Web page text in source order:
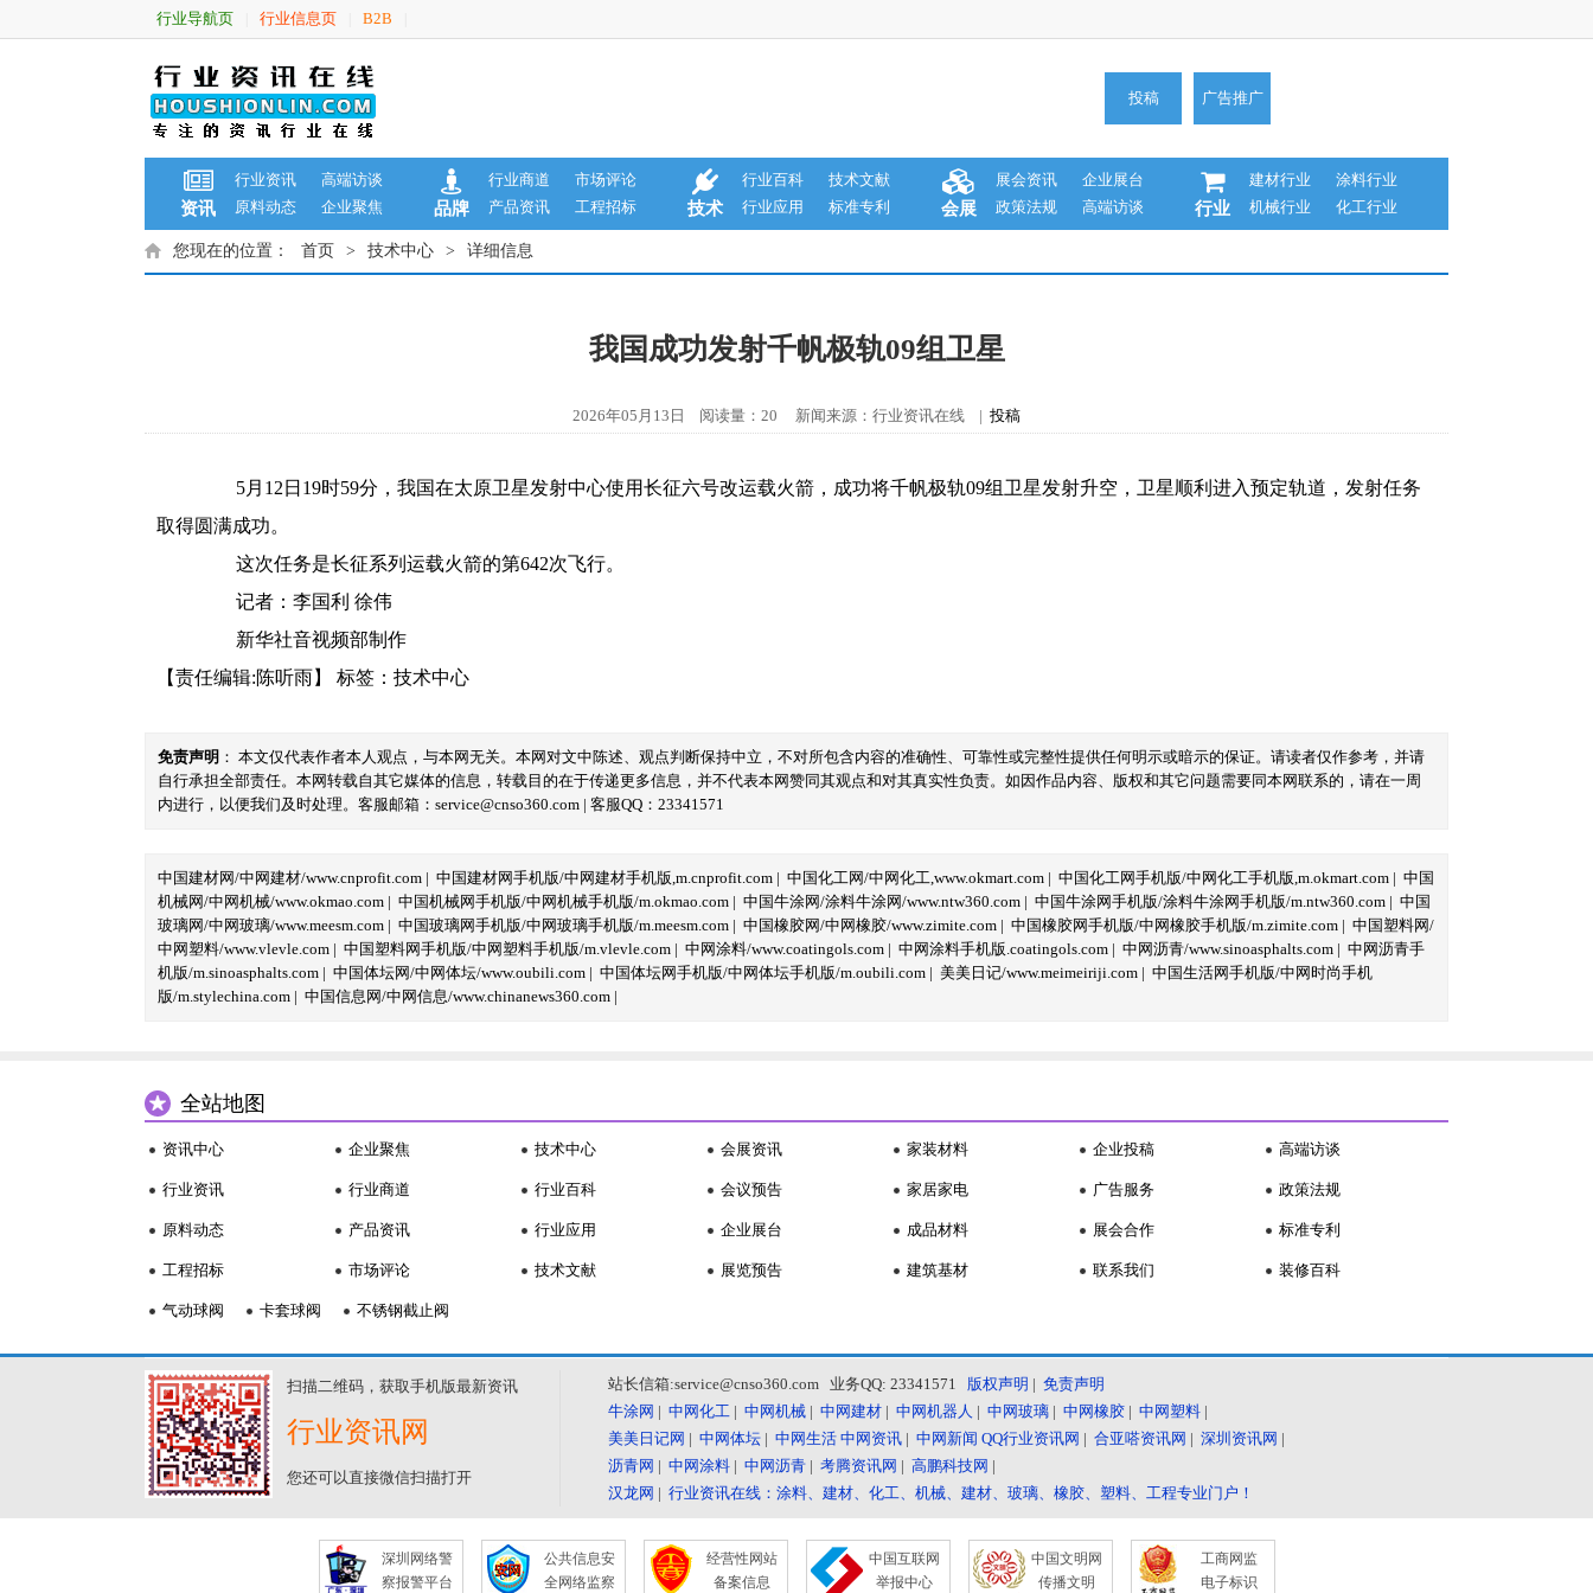
行业导航页 行业信息页 B2B
投稿 广告推广
资讯
行业资讯
高端访谈
原料动态
企业聚焦 品牌
行业商道
市场评论
产品资讯
工程招标 技术
行业百科
技术文献
行业应用
标准专利 会展
展会资讯
企业展台
政策法规
高端访谈 行业
建材行业
涂料行业
机械行业
化工行业
您现在的位置： 首页 > 技术中心 > 详细信息
我国成功发射千帆极轨09组卫星
2026年05月13日 阅读量：20 新闻来源：行业资讯在线 | 投稿
5月12日19时59分，我国在太原卫星发射中心使用长征六号改运载火箭，成功将千帆极轨09组卫星发射升空，卫星顺利进入预定轨道，发射任务
取得圆满成功。
这次任务是长征系列运载火箭的第642次飞行。
记者：李国利 徐伟
新华社音视频部制作
【责任编辑:陈听雨】 标签： 技术中心
免责声明 ： 本文仅代表作者本人观点，与本网无关。本网对文中陈述、观点判断保持中立，不对所包含内容的准确性、可靠性或完整性提供任何明示或暗示的保证。请读者仅作参考，并请
自行承担全部责任。本网转载自其它媒体的信息，转载目的在于传递更多信息，并不代表本网赞同其观点和对其真实性负责。如因作品内容、版权和其它问题需要同本网联系的，请在一周
内进行，以便我们及时处理。客服邮箱：service@cnso360.com | 客服QQ：23341571
中国建材网/中网建材/www.cnprofit.com | 中国建材网手机版/中网建材手机版,m.cnprofit.com | 中国化工网/中网化工,www.okmart.com | 中国化工网手机版/中网化工手机版,m.okmart.com | 中国
机械网/中网机械/www.okmao.com | 中国机械网手机版/中网机械手机版/m.okmao.com | 中国牛涂网/涂料牛涂网/www.ntw360.com | 中国牛涂网手机版/涂料牛涂网手机版/m.ntw360.com | 中国
玻璃网/中网玻璃/www.meesm.com | 中国玻璃网手机版/中网玻璃手机版/m.meesm.com | 中国橡胶网/中网橡胶/www.zimite.com | 中国橡胶网手机版/中网橡胶手机版/m.zimite.com | 中国塑料网/
中网塑料/www.vlevle.com | 中国塑料网手机版/中网塑料手机版/m.vlevle.com | 中网涂料/www.coatingols.com | 中网涂料手机版.coatingols.com | 中网沥青/www.sinoasphalts.com | 中网沥青手
机版/m.sinoasphalts.com | 中国体坛网/中网体坛/www.oubili.com | 中国体坛网手机版/中网体坛手机版/m.oubili.com | 美美日记/www.meimeiriji.com | 中国生活网手机版/中网时尚手机
版/m.stylechina.com | 中国信息网/中网信息/www.chinanews360.com |
全站地图
资讯中心
行业资讯
原料动态
工程招标
企业聚焦
行业商道
产品资讯
市场评论
技术中心
行业百科
行业应用
技术文献
会展资讯
会议预告
企业展台
展览预告
家装材料
家居家电
成品材料
建筑基材
企业投稿
广告服务
展会合作
联系我们
高端访谈
政策法规
标准专利
装修百科
气动球阀 卡套球阀 不锈钢截止阀
扫描二维码，获取手机版最新资讯
行业资讯网
您还可以直接微信扫描打开
站长信箱:service@cnso360.com 业务QQ: 23341571 版权声明 | 免责声明
牛涂网 | 中网化工 | 中网机械 | 中网建材 | 中网机器人 | 中网玻璃 | 中网橡胶 | 中网塑料 |
美美日记网 | 中网体坛 | 中网生活 中网资讯 | 中网新闻 QQ行业资讯网 | 合亚嗒资讯网 | 深圳资讯网 |
沥青网 | 中网涂料 | 中网沥青 | 考腾资讯网 | 高鹏科技网 |
汉龙网 | 行业资讯在线：涂料、建材、化工、机械、建材、玻璃、橡胶、塑料、工程专业门户！
深圳网络警
察报警平台
公共信息安
全网络监察
经营性网站
备案信息
中国互联网
举报中心
中国文明网
传播文明
工商网监
电子标识